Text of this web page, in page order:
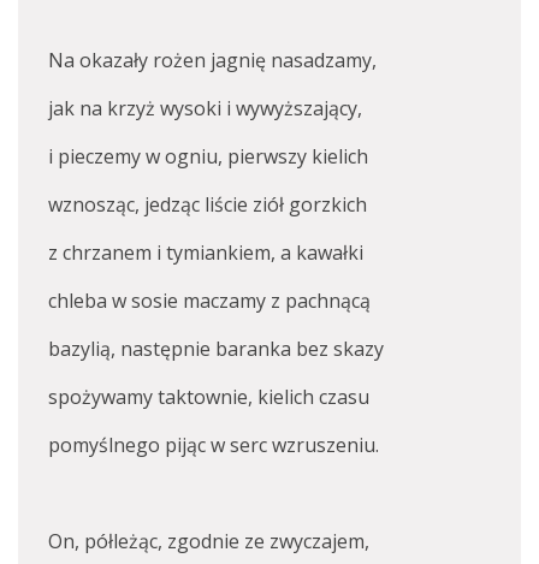
Na okazały rożen jagnię nasadzamy,
jak na krzyż wysoki i wywyższający,
i pieczemy w ogniu, pierwszy kielich
wznosząc, jedząc liście ziół gorzkich
z chrzanem i tymiankiem, a kawałki
chleba w sosie maczamy z pachnącą
bazylią, następnie baranka bez skazy
spożywamy taktownie, kielich czasu
pomyślnego pijąc w serc wzruszeniu.
On, półleżąc, zgodnie ze zwyczajem,